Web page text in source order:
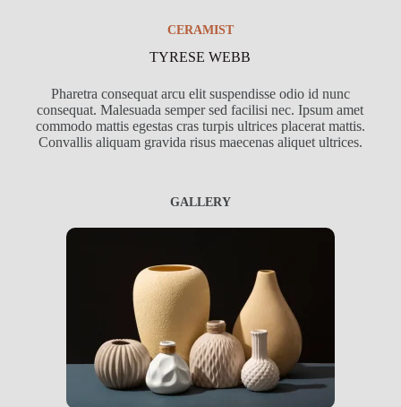
CERAMIST
TYRESE WEBB
Pharetra consequat arcu elit suspendisse odio id nunc
consequat. Malesuada semper sed facilisi nec. Ipsum amet
commodo mattis egestas cras turpis ultrices placerat mattis.
Convallis aliquam gravida risus maecenas aliquet ultrices.
GALLERY